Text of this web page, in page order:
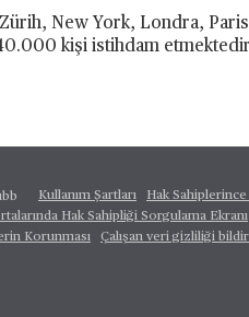
Zürih, New York, Londra,
kişi istihdam
Kullanım Şartları
Hak
Hak Sahipliği Sorgulama Ekranı
Korunması
Çalışan veri gizliliği